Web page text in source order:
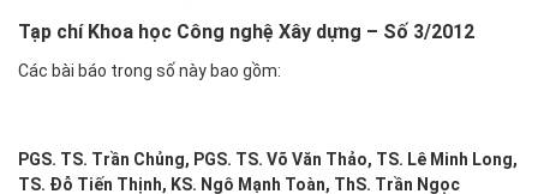
Tạp chí Khoa học Công nghệ Xây dựng – Số 3/2012
Các bài báo trong số này bao gồm:
PGS. TS. Trần Chủng, PGS. TS. Võ Văn Thảo, TS. Lê Minh Long,
TS. Đỗ Tiến Thịnh, KS. Ngô Mạnh Toàn, ThS. Trần Ngọc